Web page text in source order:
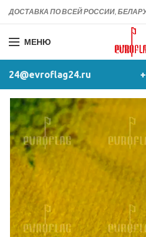
ДОСТАВКА ПО ВСЕЙ РОССИИ,
МЕНЮ
24@evroflag24.ru